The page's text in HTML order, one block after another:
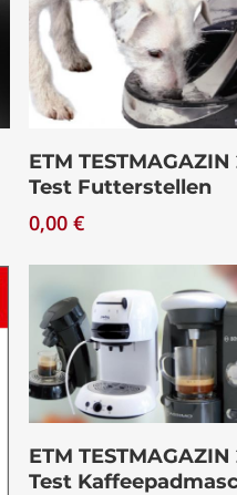
Download
ETM TESTMAGAZIN
Test Futterstellen
0,00€
Download
ETM
Test